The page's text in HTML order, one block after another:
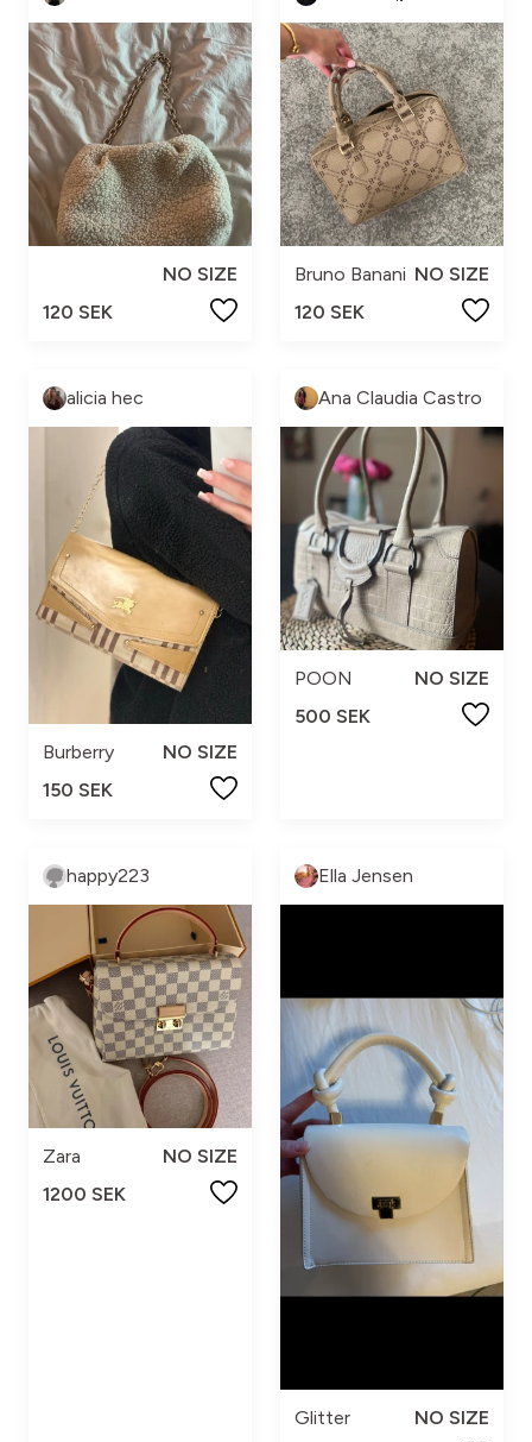
NO SIZE
120 SEK
Bruno Banani NO SIZE
120 SEK
alicia hec
Burberry
NO SIZE
150 SEK
Ana Claudia Castro
POON
NO SIZE
500 SEK
happy223
Zara
NO SIZE
1200 SEK
Ella Jensen
Glitter
NO SIZE